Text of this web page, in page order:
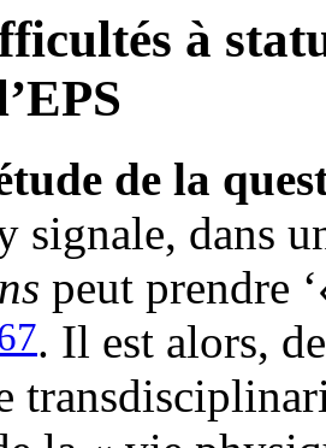
à
de la
signale, dans
peut prendre
. Il est alors,